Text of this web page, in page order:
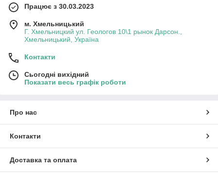
Працює з 30.03.2023
м. Хмельницький
Г. Хмельницкий ул. Геологов 10\1 рынок Дарсон.,
Хмельницький, Україна
Контакти
Сьогодні вихідний
Показати весь графік роботи
Про нас
Контакти
Доставка та оплата